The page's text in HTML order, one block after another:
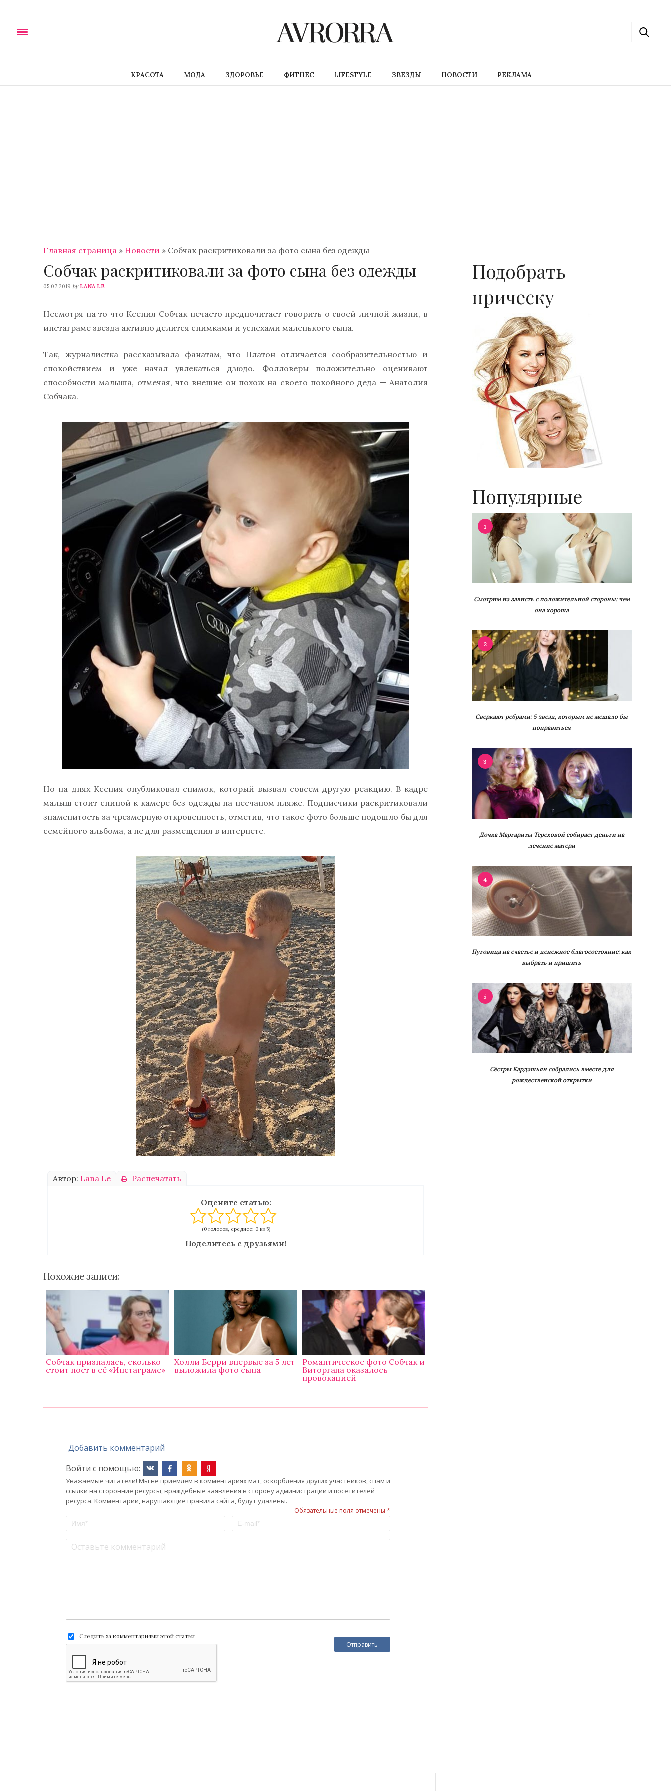
КРАСОТА МОДА ЗДОРОВЬЕ ФИТНЕС LIFESTYLE ЗВЕЗДЫ НОВОСТИ РЕКЛАМА
Главная страница » Новости » Собчак раскритиковали за фото сына без одежды
Собчак раскритиковали за фото сына без одежды
05.07.2019 by LANA LE
Несмотря на то что Ксения Собчак нечасто предпочитает говорить о своей личной жизни, в
инстаграме звезда активно делится снимками и успехами маленького сына.
Так, журналистка рассказывала фанатам, что Платон отличается сообразительностью и
спокойствием и уже начал увлекаться дзюдо. Фолловеры положительно оценивают
способности малыша, отмечая, что внешне он похож на своего покойного деда — Анатолия
Собчака.
Но на днях Ксения опубликовал снимок, который вызвал совсем другую реакцию. В кадре
малыш стоит спиной к камере без одежды на песчаном пляже. Подписчики раскритиковали
знаменитость за чрезмерную откровенность, отметив, что такое фото больше подошло бы для
семейного альбома, а не для размещения в интернете.
Автор: Lana Le Распечатать
Оцените статью:
(0 голосов, среднее: 0 из 5)
Поделитесь с друзьями!
Похожие записи:
Собчак призналась, сколько
стоит пост в её «Инстаграме»
Холли Берри впервые за 5 лет
выложила фото сына
Романтическое фото Собчак и
Виторгана оказалось
провокацией
Добавить комментарий
Войти с помощью:
Уважаемые читатели! Мы не приемлем в комментариях мат, оскорбления других участников, спам и
ссылки на сторонние ресурсы, враждебные заявления в сторону администрации и посетителей
ресурса. Комментарии, нарушающие правила сайта, будут удалены.
Обязательные поля отмечены *
Следить за комментариями этой статьи
Подобрать
прическу
Популярные
1
Смотрим на зависть с положительной стороны: чем
она хороша
2
Сверкают ребрами: 5 звезд, которым не мешало бы
поправиться
3
Дочка Маргариты Тереховой собирает деньги на
лечение матери
4
Пуговица на счастье и денежное благосостояние: как
выбрать и пришить
5
Сёстры Кардашьян собрались вместе для
рождественской открытки